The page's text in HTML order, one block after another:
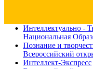
Интеллектуально -
Национальная
Познание и
Всероссийский
Интеллект-Экспресс